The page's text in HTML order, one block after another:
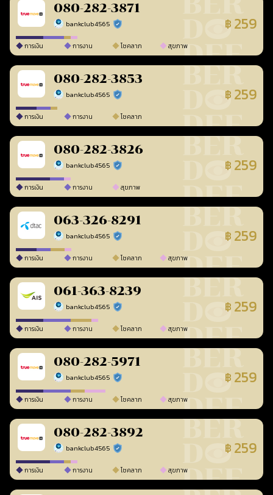
080-282-3871
bankclub4565 ร้านยืนยันแล้ว ฿ 259
การเงิน การงาน โชคลาภ สุขภาพ
080-282-3853
bankclub4565 ร้านยืนยันแล้ว ฿ 259
การเงิน การงาน โชคลาภ
080-282-3826
bankclub4565 ร้านยืนยันแล้ว ฿ 259
การเงิน การงาน สุขภาพ
063-326-8291
bankclub4565 ร้านยืนยันแล้ว ฿ 259
การเงิน การงาน โชคลาภ สุขภาพ
061-363-8239
bankclub4565 ร้านยืนยันแล้ว ฿ 259
การเงิน การงาน โชคลาภ สุขภาพ
080-282-5971
bankclub4565 ร้านยืนยันแล้ว ฿ 259
การเงิน การงาน โชคลาภ สุขภาพ
080-282-3892
bankclub4565 ร้านยืนยันแล้ว ฿ 259
การเงิน การงาน โชคลาภ สุขภาพ